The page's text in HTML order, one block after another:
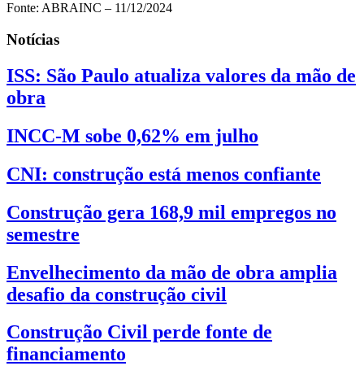
Fonte: ABRAINC – 11/12/2024
Notícias
ISS: São Paulo atualiza valores da mão de
obra
INCC-M sobe 0,62% em julho
CNI: construção está menos confiante
Construção gera 168,9 mil empregos no
semestre
Envelhecimento da mão de obra amplia
desafio da construção civil
Construção Civil perde fonte de
financiamento